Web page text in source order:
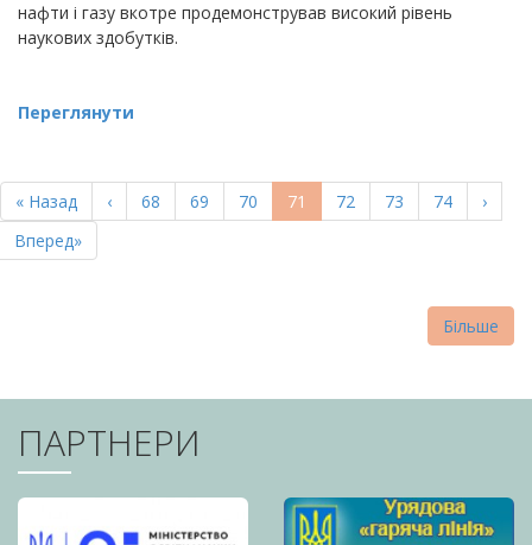
нафти і газу вкотре продемонстрував високий рівень
наукових здобутків.
Переглянути
НА
СТОРІНКИ
Перша
сторінка
« Назад
Попередня
сторінка
‹ Page
68 Page
69 Page
70
Поточна
сторінка
71 Page
72 Page
73 Page
74
›
Остання
сторінка
Вперед»
Більше
ПАРТНЕРИ